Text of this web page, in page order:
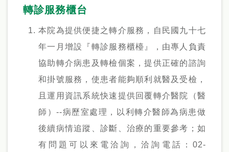
轉診服務櫃台
本院為提供便捷之轉介服務，自民國九十七
年一月增設『轉診服務櫃檯』，由專人負責
協助轉介病患及轉檢個案，提供正確的諮詢
和掛號服務，使患者能夠順利就醫及受檢，
且運用資訊系統快速提供回覆轉介醫院（醫
師）--病歷室處理，以利轉介醫師為病患做
後續病情追蹤、診斷、治療的重要參考；如
有問題可以來電洽詢，洽詢電話：02-